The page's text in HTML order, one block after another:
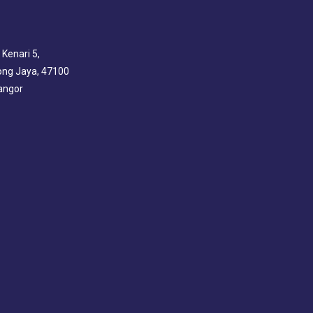
5,
Jaya, 47100